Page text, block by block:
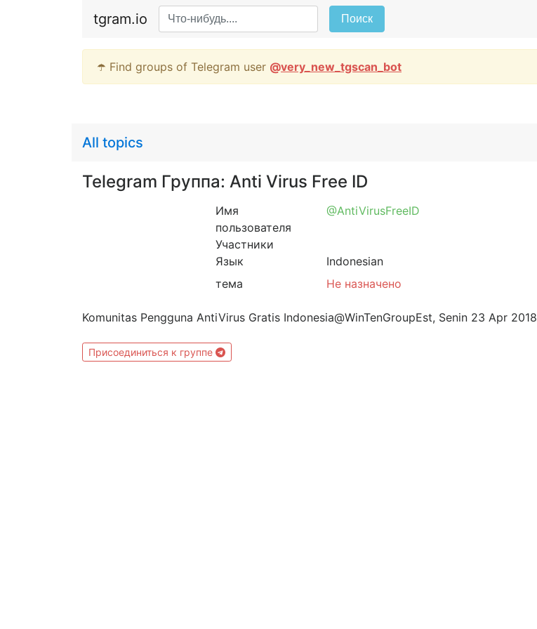
tgram.io Поиск
☂️ Find groups of Telegram user @very_new_tgscan_bot
All topics
Telegram Группа: Anti Virus Free ID
Имя
пользователя
@AntiVirusFreeID
Участники
Язык
Indonesian
тема
Не назначено
Komunitas Pengguna AntiVirus Gratis Indonesia@WinTenGroupEst, Senin 23 Apr 2018
Присоединиться к группе